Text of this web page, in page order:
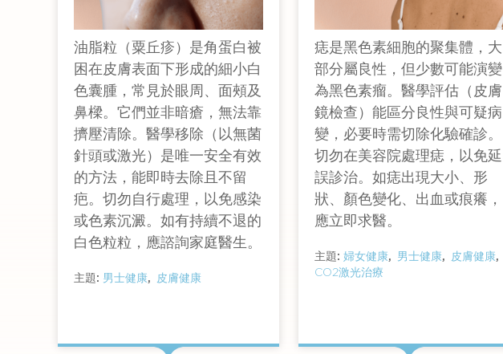
油脂粒（粟丘疹）是角蛋白被
困在皮膚表面下形成的細小白
色囊腫，常見於眼周、面頰及
鼻樑。它們並非暗瘡，無法靠
擠壓清除。醫學移除（以無菌
針頭或激光）是唯一安全有效
的方法，能即時去除且不留
疤。切勿自行處理，以免感染
或色素沉澱。如有持續不退的
白色粒粒，應諮詢家庭醫生。
主題: 男士健康 皮膚健康
痣是黑色素細胞的聚集體，大
部分屬良性，但少數可能演變
為黑色素瘤。醫學評估（皮膚
鏡檢查）能區分良性與可疑病
變，必要時需切除化驗確診。
切勿在美容院處理痣，以免延
誤診治。如痣出現大小、形
狀、顏色變化、出血或痕癢，
應立即求醫。
主題:婦女健康 男士健康
皮膚健康
CO2激光治療